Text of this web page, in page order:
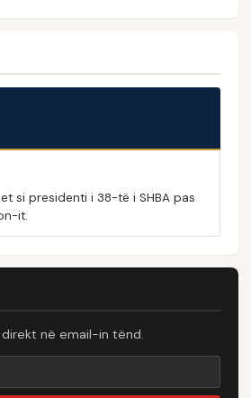
si presidenti i 38-të i SHBA pas
it.
në email-in tënd.